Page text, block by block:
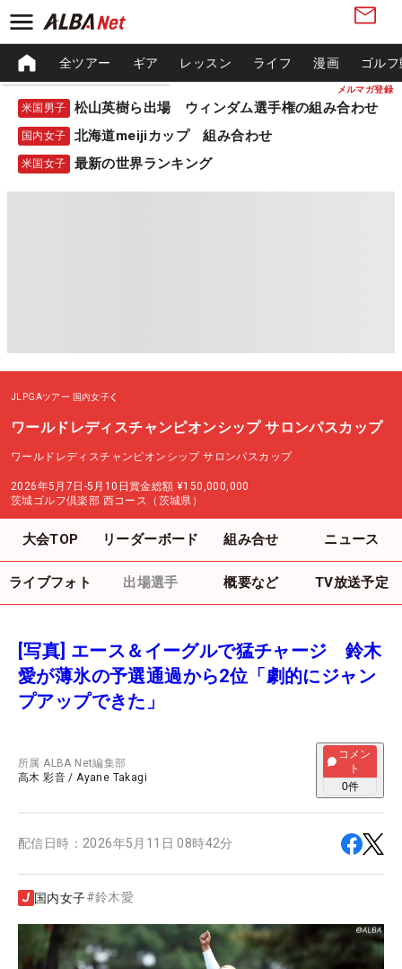
メルマガ登録
全ツアー ギア レッスン ライフ 漫画 ゴル
米国男子 松山英樹ら出場 ウィンダム選手権の組み合わせ
国内女子 北海道meijiカップ 組み合わせ
米国女子 最新の世界ランキング
JLPGAツアー 国内女子
ワールドレディスチャンピオンシップ サロンパスカップ
ワールドレディスチャンピオンシップ サロンパスカップ
2026年5月7日-5月10日賞金総額 ¥150,000,000
茨城ゴルフ倶楽部 西コース（茨城県）
大会TOP リーダーボード 組み合せ ニュース
ライブフォト 出場選手 概要など TV放送予定
[写真] エース＆イーグルで猛チャージ 鈴木
愛が薄氷の予選通過から2位「劇的にジャン
プアップできた」
所属ALBA Net編集部
高木 彩音 /Ayane Takagi
コメン
ト
0件
配信日時： 2026年5月11日 08時42分
国内女子#鈴木愛